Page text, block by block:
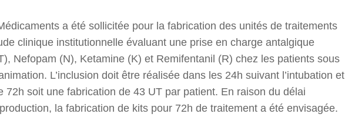
a été sollicitée pour la fabrication des unités de traitements
clinique institutionnelle évaluant une prise en charge antalgique
Nefopam (N), Ketamine (K) et Remifentanil (R) chez les patients sous
L’inclusion doit être réalisée dans les 24h suivant l’intubation et
72h soit une fabrication de 43 UT par patient. En raison du délai
la fabrication de kits pour 72h de traitement a été envisagée.